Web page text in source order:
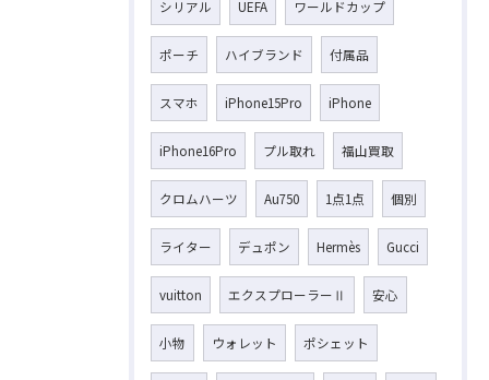
シリアル UEFA ワールドカップ
ポーチ ハイブランド 付属品
スマホ iPhone15Pro iPhone
iPhone16Pro プル取れ 福山買取
クロムハーツ Au750 1点1点 個別
ライター デュポン Hermès Gucci
vuitton エクスプローラーⅡ 安心
小物 ウォレット ポシェット